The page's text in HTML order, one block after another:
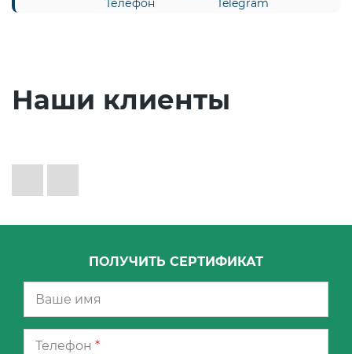
Наши клиенты
ПОЛУЧИТЬ СЕРТИФИКАТ
Телефон *